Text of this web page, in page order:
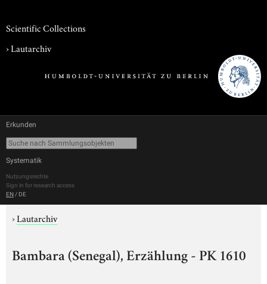
Scientific Collections
›Lautarchiv
Erkunden
Systematik
Nutzungsrechte
Sign in for research access
EN / DE
›Lautarchiv
Bambara (Senegal), Erzählung - PK 1610